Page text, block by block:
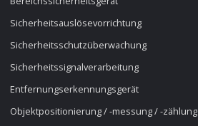
Sicherheitsauslösevorrichtung
Sicherheitsschutzüberwachung
Sicherheitssignalverarbeitung
Entfernungserkennungsgerät
Objektpositionierung / -messung / -zählung